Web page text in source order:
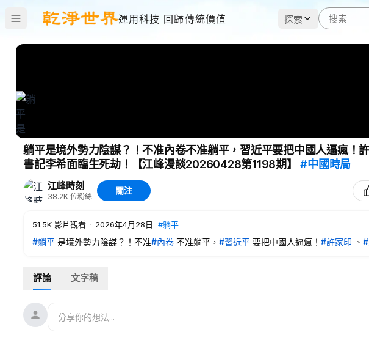
運用科技 回歸傳統價值 探索
躺平是境外勢力陰謀？！不准內卷不准躺平，習近平要把中國人逼瘋！
書記李希面臨生死劫！【江峰漫談20260428第1198期】#中國時局
江峰時刻
38.2K 位粉絲
關注
51.5K 影片觀看 · 2026年4月28日 #躺平
#躺平 是境外勢力陰謀？！不准#內卷 不准躺平， #習近平 要把中國人逼瘋！ #許家印 、
🎉🎉 江峰會員網站：
✅江峰的其他平台👇
評論 文字稿